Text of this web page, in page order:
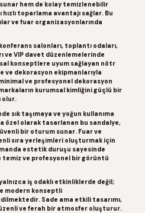
hem de kolay temizlenebilir
hızlı toparlama avantajı sağlar. Bu
ve fuar organizasyonlarında
salonları, toplantı odaları,
ve VIP davet düzenlemelerinde
konseptlere uyum sağlayan nötr
ve dekorasyon ekipmanlarıyla
ve profesyonel dekorasyon
markaların kurumsal kimliğini güçlü bir
olur.
sık taşımaya ve yoğun kullanıma
özel olarak tasarlanan bu sandalye,
bir oturum sunar. Fuar ve
sıra yerleşimleri oluşturmak için
estetik duruşu sayesinde
ve profesyonel bir görüntü
iş odaklı etkinliklerde değil;
modern konseptli
Sade ama etkili tasarımı,
ve ferah bir atmosfer oluşturur.